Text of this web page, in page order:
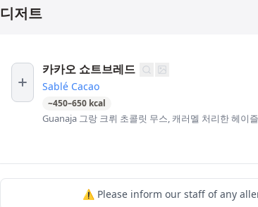
디저트
카카오 쇼트브레드
Sablé Cacao
~450–650 kcal
Guanaja 그랑 크뤼 초콜릿 무스, 캐러멜 처리한 헤이
⚠️ Please inform our staff of any